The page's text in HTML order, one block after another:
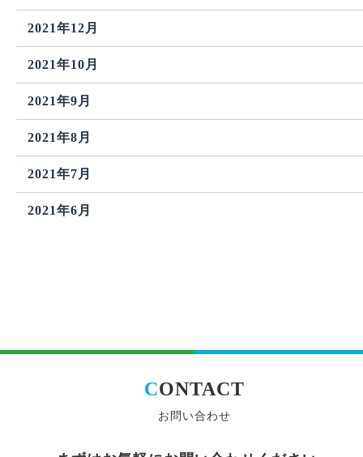
2021年12月
2021年10月
2021年9月
2021年8月
2021年7月
2021年6月
CONTACT
お問い合わせ